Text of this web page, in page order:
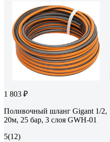
1 803 ₽
Поливочный шланг Gigant 1/2,
20м, 25 бар, 3 слоя GWH-01
5(12)